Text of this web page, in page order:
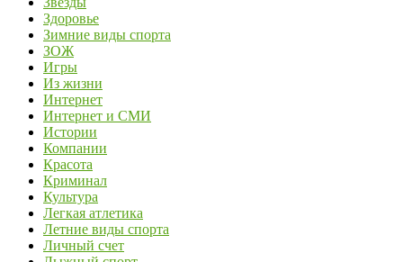
Здоровье
Зимние виды спорта
ЗОЖ
Игры
Из жизни
Интернет
Интернет и СМИ
Истории
Компании
Красота
Криминал
Культура
Легкая атлетика
Летние виды спорта
Личный счет